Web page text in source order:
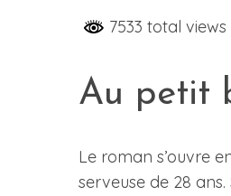
7533 total views
Au petit
Le roman s’ouvre
serveuse de 28